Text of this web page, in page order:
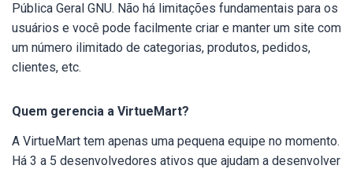
Pública Geral GNU. Não há limitações fundamentais para os
usuários e você pode facilmente criar e manter um site com
um número ilimitado de categorias, produtos, pedidos,
clientes, etc.
Quem gerencia a VirtueMart?
A VirtueMart tem apenas uma pequena equipe no momento.
Há 3 a 5 desenvolvedores ativos que ajudam a desenvolver